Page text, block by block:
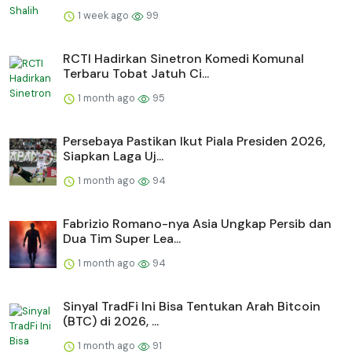
1 week ago 99
RCTI Hadirkan Sinetron Komedi Komunal
Terbaru Tobat Jatuh Ci...
1 month ago 95
Persebaya Pastikan Ikut Piala Presiden 2026,
Siapkan Laga Uj...
1 month ago 94
Fabrizio Romano-nya Asia Ungkap Persib dan
Dua Tim Super Lea...
1 month ago 94
Sinyal TradFi Ini Bisa Tentukan Arah Bitcoin
(BTC) di 2026, ...
1 month ago 91